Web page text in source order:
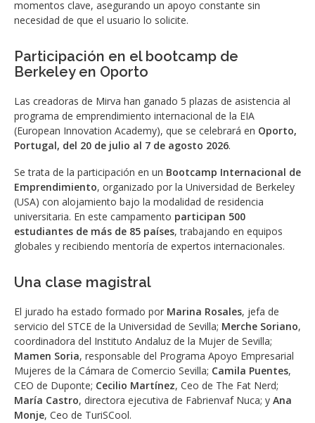
momentos clave, asegurando un apoyo constante sin
necesidad de que el usuario lo solicite.
Participación en el bootcamp de
Berkeley en Oporto
Las creadoras de Mirva han ganado 5 plazas de asistencia al
programa de emprendimiento internacional de la EIA
(European Innovation Academy), que se celebrará en Oporto,
Portugal, del 20 de julio al 7 de agosto 2026.
Se trata de la participación en un Bootcamp Internacional de
Emprendimiento, organizado por la Universidad de Berkeley
(USA) con alojamiento bajo la modalidad de residencia
universitaria. En este campamento participan 500
estudiantes de más de 85 países, trabajando en equipos
globales y recibiendo mentoría de expertos internacionales.
Una clase magistral
El jurado ha estado formado por Marina Rosales, jefa de
servicio del STCE de la Universidad de Sevilla; Merche Soriano,
coordinadora del Instituto Andaluz de la Mujer de Sevilla;
Mamen Soria, responsable del Programa Apoyo Empresarial
Mujeres de la Cámara de Comercio Sevilla; Camila Puentes,
CEO de Duponte; Cecilio Martínez, Ceo de The Fat Nerd;
María Castro, directora ejecutiva de Fabrienvaf Nuca; y Ana
Monje, Ceo de TuriSCool.